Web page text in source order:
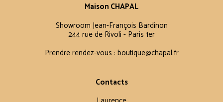
Maison CHAPAL
Showroom Jean-François Bardinon
244 rue de Rivoli - Paris 1er
Prendre rendez-vous : boutique@chapal.fr
Contacts